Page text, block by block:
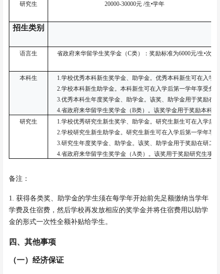
研究生 20000-30000元 /生•学年
招生类别
语言生 省政府来华留学生奖学金（C类）：奖励标准为6000元/生•次，
本科生
1.学校优秀本科新生奖学金、助学金。优秀本科新生可在入学
2.学校本科新生助学金。本科新生可在入学后第一学年享受免
3.优秀本科生年度奖学金、助学金。该奖、助学金用于奖励在
4.省政府来华留学生奖学金（B类）。该奖学金用于奖励本科
研究生
1.学校优秀研究生新生奖学、助学金。研究生新生可在入学后
2.学校研究生新生助学金。研究生新生可在入学后第一学年享
3.研究生年度奖学金、助学金。该奖、助学金用于奖励在研二
4.省政府来华留学生奖学金（A类）。该奖用于奖励研究生项
备注：
1. 获得各类奖、助学金的学生须在每学年开始前先足额缴纳当学年
学费及住宿费 ，然后学校再发放相应的奖学金并将住宿费用以助学
金的形式一次性全额补贴给学生。
四、其他事项
（一）经济保证